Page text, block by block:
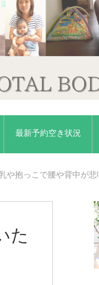
最新予約空き状況
や抱っこで腰や背中が悲
た